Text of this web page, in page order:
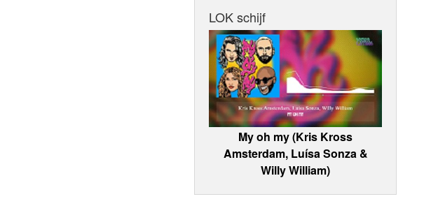
LOK schijf
My oh my (Kris Kross
Amsterdam, Luísa Sonza &
Willy William)